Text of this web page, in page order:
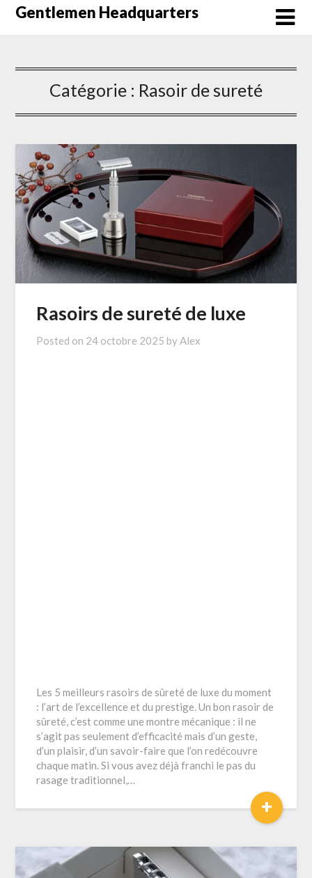
SkipGentlemen Headquarters
Catégorie : Rasoir de sureté
Rasoirs de sureté de luxe
Posted on 24 octobre 2025 byAlex
Les 5 meilleurs rasoirs de sûreté de luxe du moment
: l’art de l’excellence et du prestige. Un bon rasoir de
sûreté, c’est comme une montre mécanique : il ne
s’agit pas seulement d’efficacité mais d’un geste,
d’un plaisir, d’un savoir-faire que l’on redécouvre
chaque matin. Si vous avez déjà franchi le pas du
rasage traditionnel,…
+